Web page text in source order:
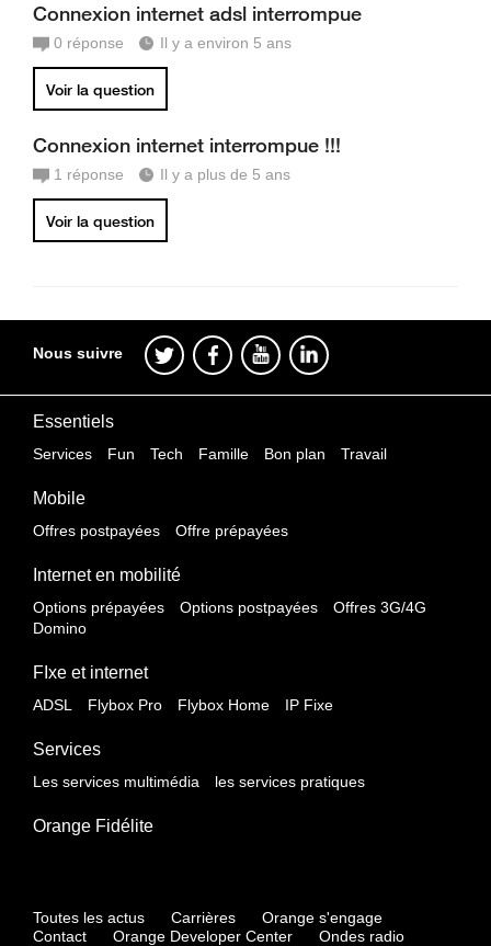
Connexion internet adsl interrompue
0 réponse Il y a environ 5 ans
Voir la question
Connexion internet interrompue !!!
1 réponse Il y a plus de 5 ans
Voir la question
Nous suivre
Essentiels
Services Fun Tech Famille Bon plan Travail
Mobile
Offres postpayées Offre prépayées
Internet en mobilité
Options prépayées Options postpayées
Offres 3G/4G
Domino
FIxe et internet
ADSL Flybox Pro Flybox Home IP Fixe
Services
Les services multimédia les services pratiques
Orange Fidélite
Toutes les actus Carrières
Orange s'engage
Contact
Orange Developer Center Ondes radio